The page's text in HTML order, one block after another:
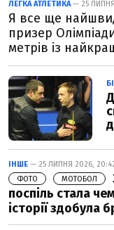
ЛЕГКА АТЛЕТИКА— 25 ЛИПНЯ
Я все ще
призер
метрів із
ІНШЕ — 25 ЛИПНЯ 2026,
ФОТО
МОТОБОЛ
поспіль стала
історії здобула